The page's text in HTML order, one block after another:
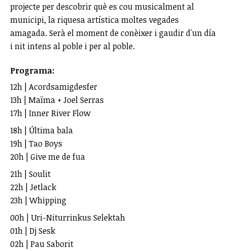
projecte per descobrir què es cou musicalment al
municipi, la riquesa artística moltes vegades
amagada. Serà el moment de conèixer i gaudir d'un día
i nit intens al poble i per al poble.
Programa:
12h | Acordsamigdesfer
13h | Maïma + Joel Serras
17h | Inner River Flow
18h | Última bala
19h | Tao Boys
20h | Give me de fua
21h | Soulit
22h | Jetlack
23h | Whipping
00h | Uri-Niturrinkus Selektah
01h | Dj Sesk
02h | Pau Saborit